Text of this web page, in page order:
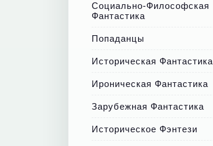
Социально-Философская
Фантастика
Попаданцы
Историческая Фантастика
Ироническая Фантастика
Зарубежная Фантастика
Историческое Фэнтези